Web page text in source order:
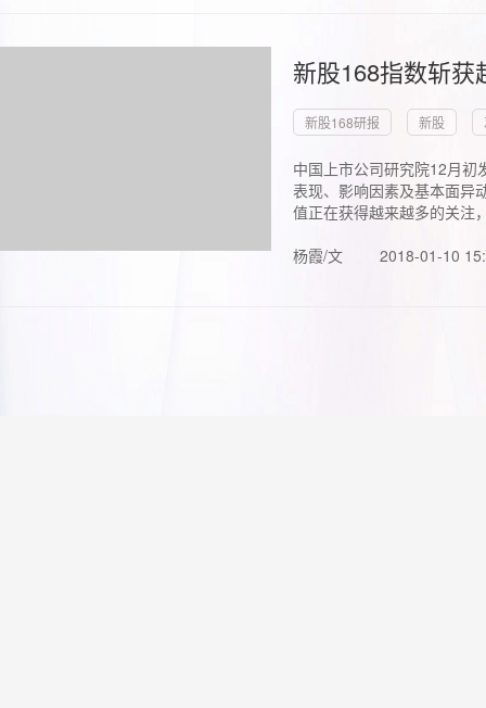
新股168指数斩
新股168研报 新股
中国上市公司研究院12月初
表现、影响因素及基本面异
值正在获得越来越多的关注
杨霞/文
2018-01-10